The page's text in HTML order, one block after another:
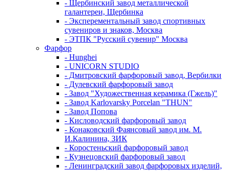
- Щербинский завод металлической
галантереи, Щербинка
- Эксперементальный завод спортивных
сувениров и знаков, Москва
- ЭТПК "Русский сувенир" Москва
Фарфор
- Hunghei
- UNICORN STUDIO
- Дмитровский фарфоровый завод, Вербилки
- Дулевский фарфоровый завод
- Завод "Художественная керамика (Гжель)"
- Завод Karlovarsky Porcelan "THUN"
- Завод Попова
- Кисловодский фарфоровый завод
- Конаковский Фаянсовый завод им. М.
И.Калинина, ЗИК
- Коростеньский фарфоровый завод
- Кузнецовский фарфоровый завод
- Ленинградский завод фарфоровых изделий,